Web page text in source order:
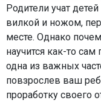
Родители учат
вилкой и ножом,
месте. Однако
научится как-то
одна из важных
повзрослев ваш
проработку своего